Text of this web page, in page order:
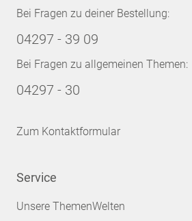
Bei Fragen zu deiner Bestellung:
04297 - 39 09
Bei Fragen zu allgemeinen Themen:
04297 - 30
Zum Kontaktformular
Service
Unsere ThemenWelten